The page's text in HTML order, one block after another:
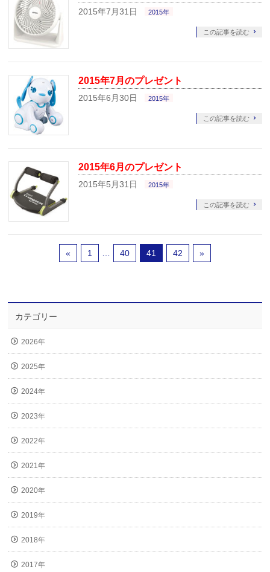
2015年7月31日 2015年
この記事を読む
2015年7月のプレゼント
2015年6月30日 2015年
この記事を読む
2015年6月のプレゼント
2015年5月31日 2015年
この記事を読む
« 1 40 41 42 »
カテゴリー
2026年
2025年
2024年
2023年
2022年
2021年
2020年
2019年
2018年
2017年